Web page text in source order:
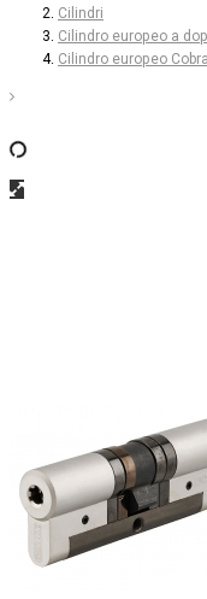
Cilindri
Cilindro europeo a
Cilindro europeo